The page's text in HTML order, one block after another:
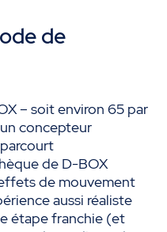
de
– soit environ 65 par
concepteur
de D-BOX
de mouvement
aussi réaliste
étape franchie (et